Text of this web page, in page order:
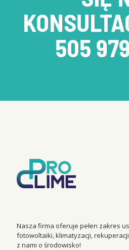
505
Nasza firma oferuje pełen zakres
fotowoltaiki, klimatyzacji,
z nami o środowisko!